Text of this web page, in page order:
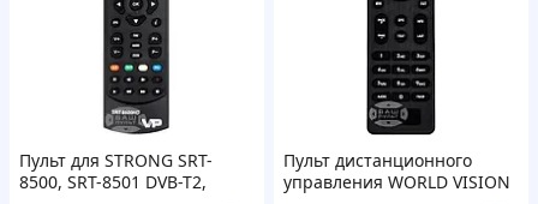
Пульт для STRONG SRT-
8500, SRT-8501 DVB-T2,
Пульт дистанционного
управления WORLD VISION